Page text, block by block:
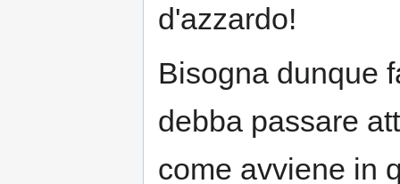
d'azzardo!
Bisogna dunque
debba passare
come avviene in